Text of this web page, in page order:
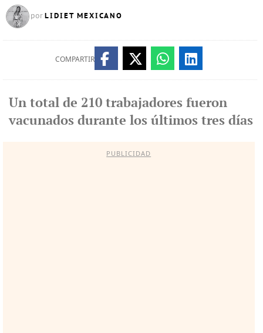
por LIDIET MEXICANO
COMPARTIR
Un total de 210 trabajadores fueron
vacunados durante los últimos tres días
PUBLICIDAD